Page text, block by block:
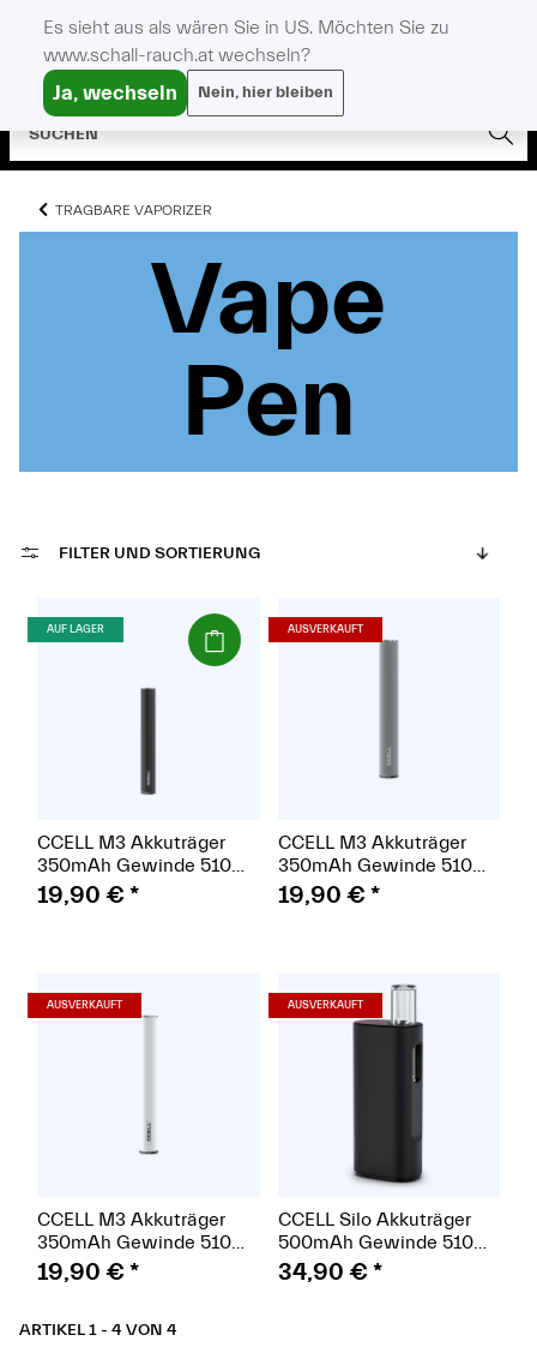
TRAGBARE VAPORIZER
Vape
Pen
Vape
Pen
Vape
Pen
FILTER UND SORTIERUNG
AUF LAGER (Paket)
CCELL M3 Akkuträger
350mAh Gewinde 510
schwarz
19,90 € *
AUSVERKAUFT
CCELL M3 Akkuträger
350mAh Gewinde 510
grau
19,90 € *
AUSVERKAUFT (Paket)
CCELL M3 Akkuträger
350mAh Gewinde 510
weiß
19,90 € *
AUSVERKAUFT
CCELL Silo Akkuträger
500mAh Gewinde 510
schwarz
34,90 € *
ARTIKEL 1 - 4 VON 4
Es sieht aus als wären Sie in US. Möchten Sie zu
www.schall-rauch.at wechseln?
Ja, wechseln Nein, hier bleiben